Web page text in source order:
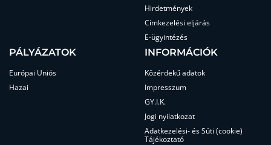
Hirdetmények
Címkezelési eljárás
E-ügyintézés
PÁLYÁZATOK
Európai Uniós
Hazai
INFORMÁCIÓK
Közérdekű adatok
Impresszum
GY.I.K.
Jogi nyilatkozat
Adatkezelési- és Süti (cookie)
Tájékoztató